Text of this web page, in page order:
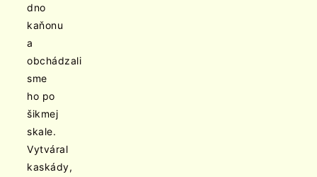
dno
kaňonu
a
obchádzali
sme
ho po
šikmej
skale.
Vytváral
kaskády,